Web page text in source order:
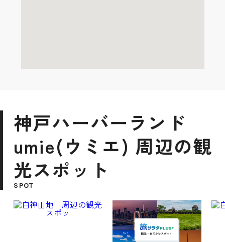
神戸ハーバーランド
umie(ウミエ) 周辺の観
光スポット
SPOT